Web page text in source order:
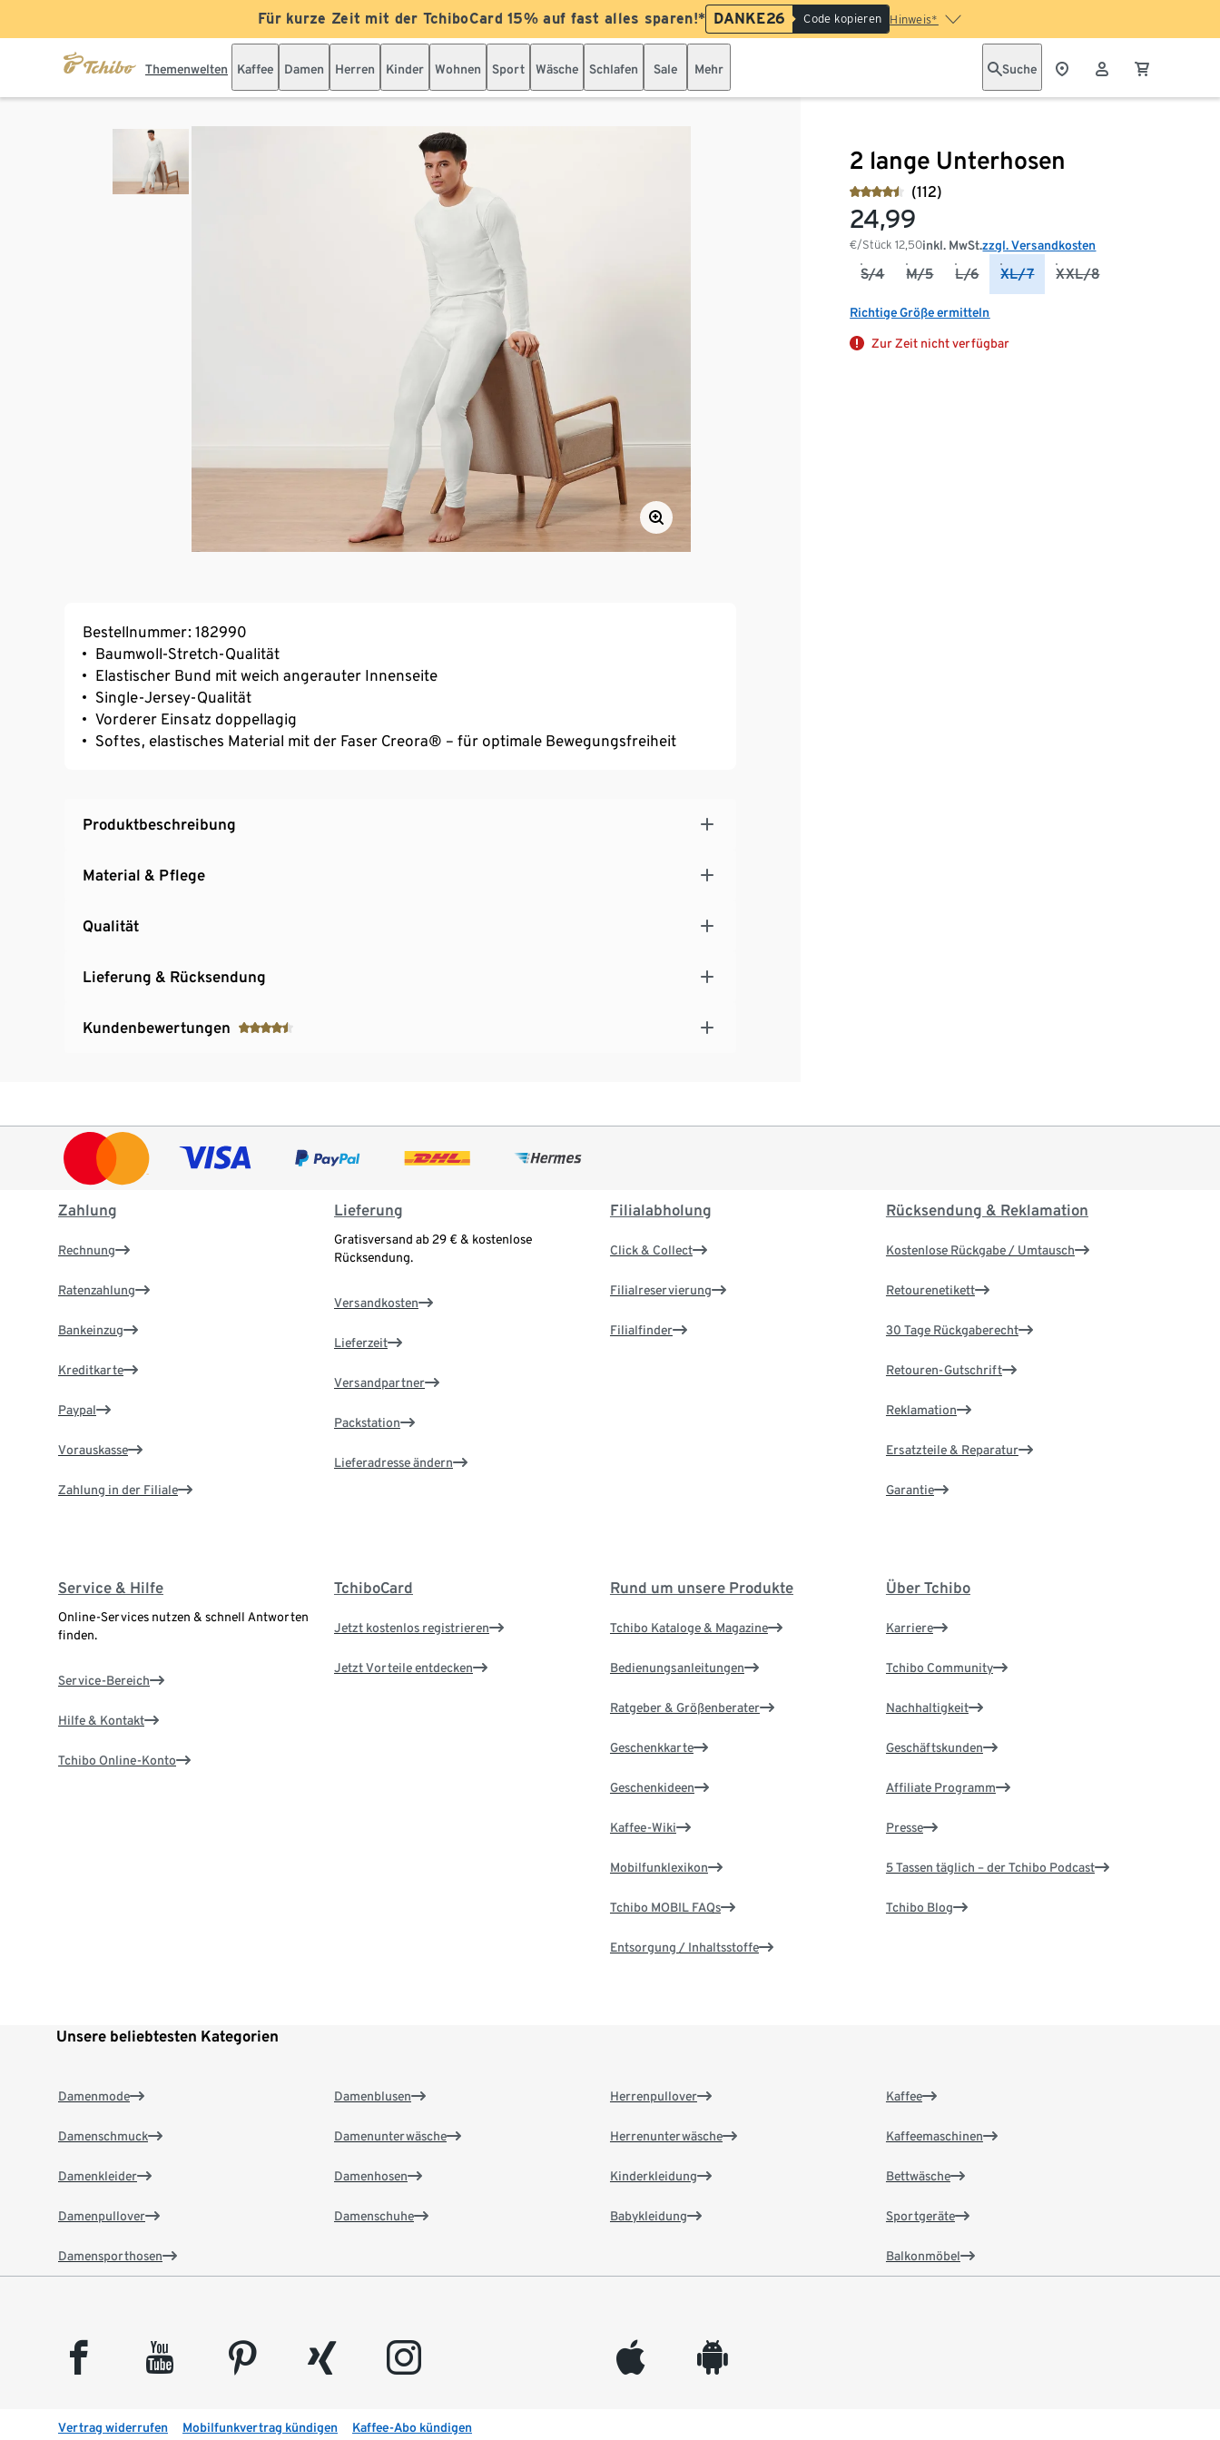
Für kurze Zeit mit der TchiboCard 15% auf fast alles sparen!* DANKE26 Code kopieren Hinweis*
Themenwelten Kaffee Damen Herren Kinder Wohnen Sport Wäsche Schlafen Sale Mehr Suche
2 lange Unterhosen
(112)
24,99
€/Stück12,50inkl. MwSt.zzgl. Versandkosten
S/4 M/5 L/6 XL/7 XXL/8
Richtige Größe ermitteln
Zur Zeit nicht verfügbar
Bestellnummer: 182990
Baumwoll-Stretch-Qualität
Elastischer Bund mit weich angerauter Innenseite
Single-Jersey-Qualität
Vorderer Einsatz doppellagig
Softes, elastisches Material mit der Faser Creora® – für optimale Bewegungsfreiheit
Produktbeschreibung
Material & Pflege
Qualität
Lieferung & Rücksendung
Kundenbewertungen
Zahlung
Rechnung
Ratenzahlung
Bankeinzug
Kreditkarte
Paypal
Vorauskasse
Zahlung in der Filiale
Lieferung
Gratisversand ab 29 € & kostenlose
Rücksendung.
Versandkosten
Lieferzeit
Versandpartner
Packstation
Lieferadresse ändern
Filialabholung
Click & Collect
Filialreservierung
Filialfinder
Rücksendung & Reklamation
Kostenlose Rückgabe / Umtausch
Retourenetikett
30 Tage Rückgaberecht
Retouren-Gutschrift
Reklamation
Ersatzteile & Reparatur
Garantie
Service & Hilfe
Online-Services nutzen & schnell Antworten
finden.
Service-Bereich
Hilfe & Kontakt
Tchibo Online-Konto
TchiboCard
Jetzt kostenlos registrieren
Jetzt Vorteile entdecken
Rund um unsere Produkte
Tchibo Kataloge & Magazine
Bedienungsanleitungen
Ratgeber & Größenberater
Geschenkkarte
Geschenkideen
Kaffee-Wiki
Mobilfunklexikon
Tchibo MOBIL FAQs
Entsorgung / Inhaltsstoffe
Über Tchibo
Karriere
Tchibo Community
Nachhaltigkeit
Geschäftskunden
Affiliate Programm
Presse
5 Tassen täglich – der Tchibo Podcast
Tchibo Blog
Unsere beliebtesten Kategorien
Damenmode
Damenschmuck
Damenkleider
Damenpullover
Damensporthosen
Damenblusen
Damenunterwäsche
Damenhosen
Damenschuhe
Herrenpullover
Herrenunterwäsche
Kinderkleidung
Babykleidung
Kaffee
Kaffeemaschinen
Bettwäsche
Sportgeräte
Balkonmöbel
facebook youtube pinterest xing instagram appleinc android
Vertrag widerrufen Mobilfunkvertrag kündigen Kaffee-Abo kündigen